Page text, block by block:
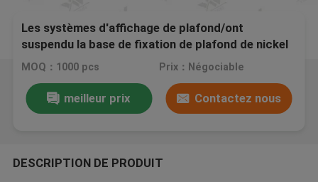
Les systèmes d'affichage de plafond/ont
suspendu la base de fixation de plafond de nickel
de système d'éclairage de câble
MOQ：1000 pcs Prix：Négociable
meilleur prix Contactez nous
DESCRIPTION DE PRODUIT